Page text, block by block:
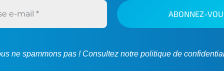
ne spammons pas ! Consultez notre politique de